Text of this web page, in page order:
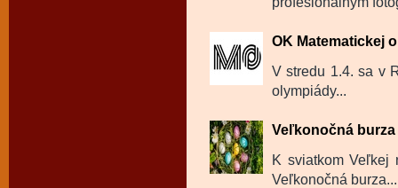
OK Matematickej
V stredu 1.4. sa v
olympiády...
Veľkonočná burza
K sviatkom Veľkej
Veľkonočná burza...